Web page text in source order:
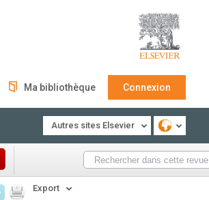
Ma bibliothèque Connexion
Autres sites Elsevier
Export